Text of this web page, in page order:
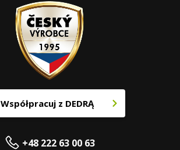
Współpracuj z DEDRĄ
+48 222 63 00 63